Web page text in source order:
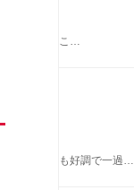
こ…
も好調で一過…